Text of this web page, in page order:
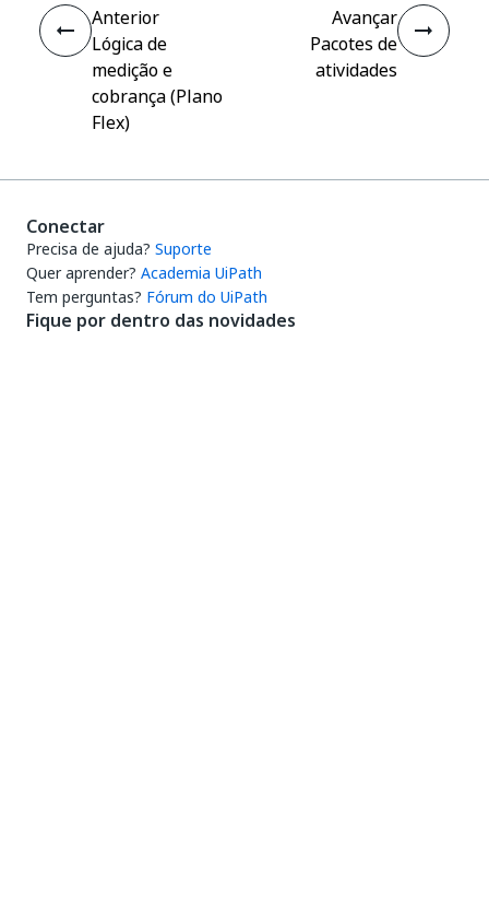
Anterior
Lógica de
medição e
cobrança (Plano
Flex)
Avançar
Pacotes de
atividades
Conectar
Precisa de ajuda? Suporte
Quer aprender? Academia UiPath
Tem perguntas? Fórum do UiPath
Fique por dentro das novidades